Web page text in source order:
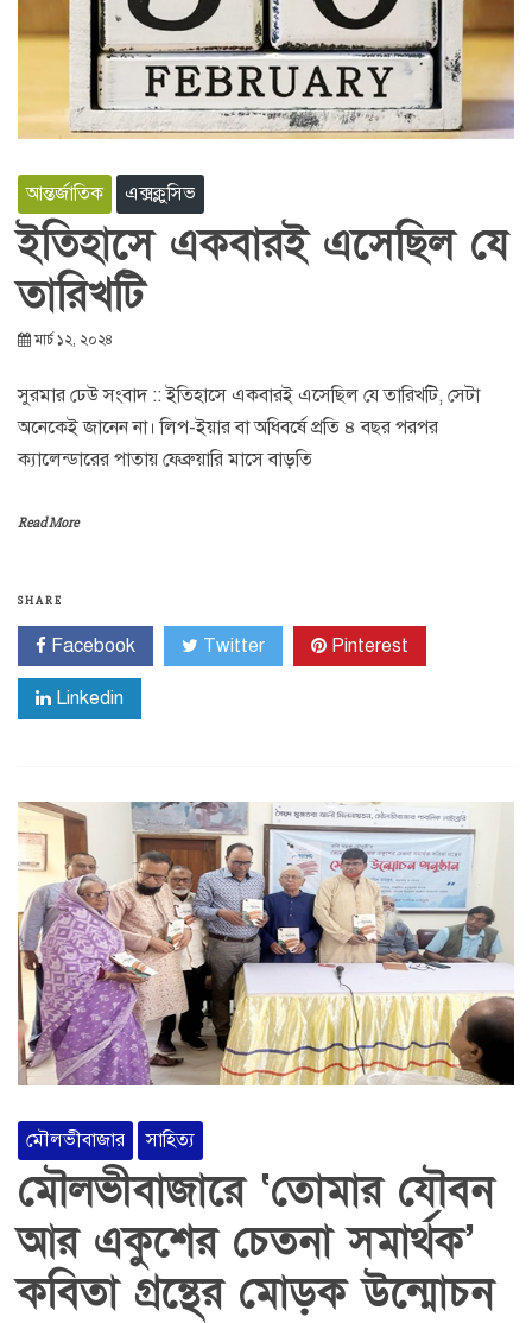
আন্তর্জাতিক এক্সক্লুসিভ
ইতিহাসে একবারই এসেছিল যে
তারিখটি
মার্চ ১২, ২০২৪
সুরমার ঢেউ সংবাদ :: ইতিহাসে একবারই এসেছিল যে তারিখটি, সেটা
অনেকেই জানেন না। লিপ-ইয়ার বা অধিবর্ষে প্রতি ৪ বছর পরপর
ক্যালেন্ডারের পাতায় ফেব্রুয়ারি মাসে বাড়তি
Read More
SHARE
Facebook Twitter Pinterest
Linkedin
মৌলভীবাজার সাহিত্য
মৌলভীবাজারে ‘তোমার যৌবন
আর একুশের চেতনা সমার্থক’
কবিতা গ্রন্থের মোড়ক উন্মোচন